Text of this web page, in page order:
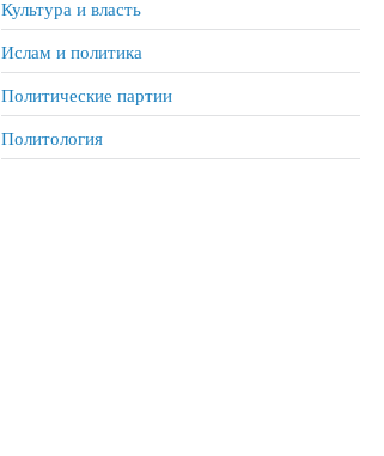
Культура и власть
Ислам и политика
Политические партии
Политология